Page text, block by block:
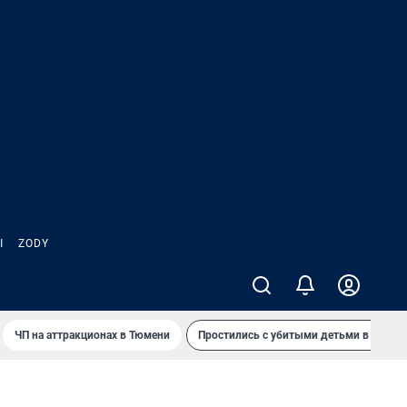
ZODY
ЧП на аттракционах в Тюмени Простились с убитыми детьми в